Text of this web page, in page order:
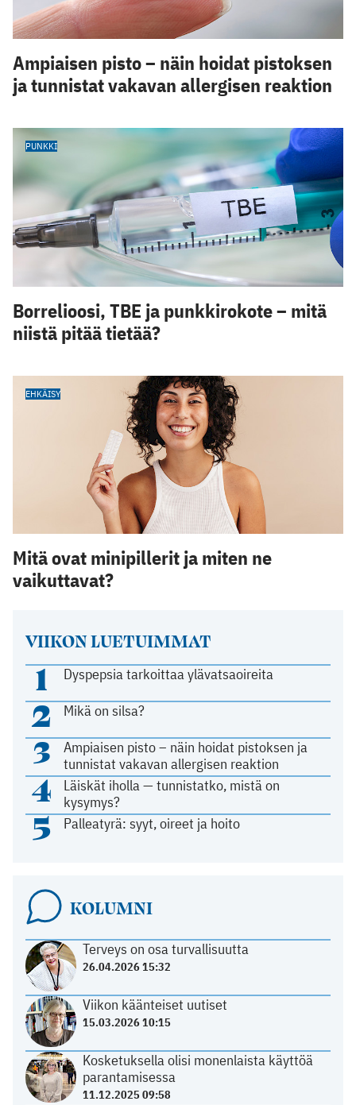
VIIKON LUETUIMMAT
1 Dyspepsia tarkoittaa ylävatsaoireita
2 Mikä on silsa?
3
Ampiaisen pisto – näin hoidat pistoksen ja
tunnistat vakavan allergisen reaktion
4
Läiskät iholla — tunnistatko, mistä on
kysymys?
5 Palleatyrä: syyt, oireet ja hoito
KOLUMNI
Terveys on osa turvallisuutta
26.04.2026 15:32
Viikon käänteiset uutiset
15.03.2026 10:15
Kosketuksella olisi monenlaista käyttöä
parantamisessa
11.12.2025 09:58
Ampiaisen pisto – näin hoidat pistoksen
ja tunnistat vakavan allergisen reaktion
PUNKKI
Borrelioosi, TBE ja punkkirokote – mitä
niistä pitää tietää?
EHKÄISY
Mitä ovat minipillerit ja miten ne
vaikuttavat?